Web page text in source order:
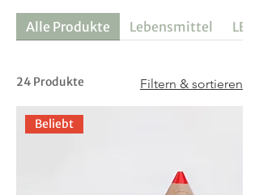
Alle Produkte Lebensmittel LED
24 Produkte Filtern & sortieren
Beliebt